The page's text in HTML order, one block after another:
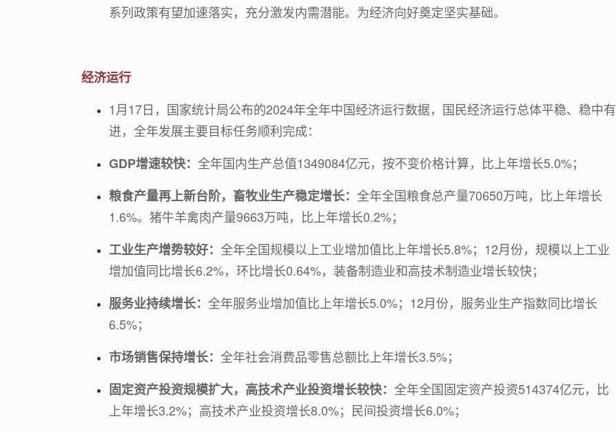
系列政策有望加速落实，充分激发内需潜能。为经济向好奠定坚实基础。
经济运行
1月17日，国家统计局公布的2024年全年中国经济运行数据，国民经济运行总体平稳、稳中有
进，全年发展主要目标任务顺利完成：
GDP增速较快： 全年国内生产总值1349084亿元，按不变价格计算，比上年增长5.0%；
粮食产量再上新台阶，畜牧业生产稳定增长： 全年全国粮食总产量70650万吨，比上年增长
1.6%。猪牛羊禽肉产量9663万吨，比上年增长0.2%；
工业生产增势较好： 全年全国规模以上工业增加值比上年增长5.8%；12月份，规模以上工业
增加值同比增长6.2%，环比增长0.64%，装备制造业和高技术制造业增长较快；
服务业持续增长： 全年服务业增加值比上年增长5.0%；12月份，服务业生产指数同比增长
6.5%；
市场销售保持增长： 全年社会消费品零售总额比上年增长3.5%；
固定资产投资规模扩大，高技术产业投资增长较快： 全年全国固定资产投资514374亿元，比
上年增长3.2%；高技术产业投资增长8.0%；民间投资增长6.0%；